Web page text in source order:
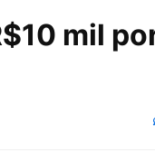
mil